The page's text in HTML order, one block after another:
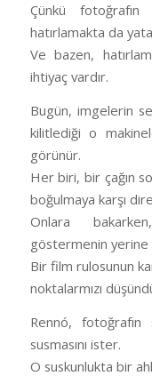
Çünkü fotoğrafın
hatırlamakta da
Ve bazen,
ihtiyaç vardır.
Bugün, imgelerin
kilitlediği o
görünür.
Her biri, bir çağın
boğulmaya karşı
Onlara
göstermenin yerine
Bir film rulosunun
noktalarmızı
Rennó,
susmasını ister.
O suskunlukta bir